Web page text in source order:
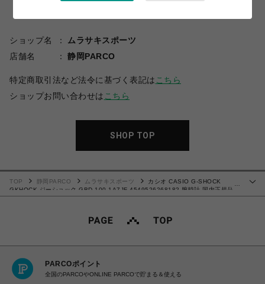
ショップ名
ムラサキスポーツ
店舗名
静岡PARCO
特定商取引法など法令に基づく表記は こちら
ショップお問い合わせは こちら
SHOP TOP
TOP 静岡PARCO ムラサキスポーツ
カシオ CASIO G-SHOCK
GKHOCK ジーショック GBD-100-1A7JF 4549526268182 腕時計 国内正規品
【送料無料 北海道/沖縄/離島除く】
PARCOポイント
全国のPARCOやONLINE PARCOで貯まる＆使える